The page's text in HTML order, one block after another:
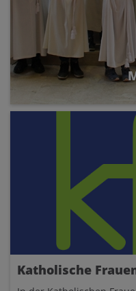
Die
quirlige
Jugendlichen, die
Katholische